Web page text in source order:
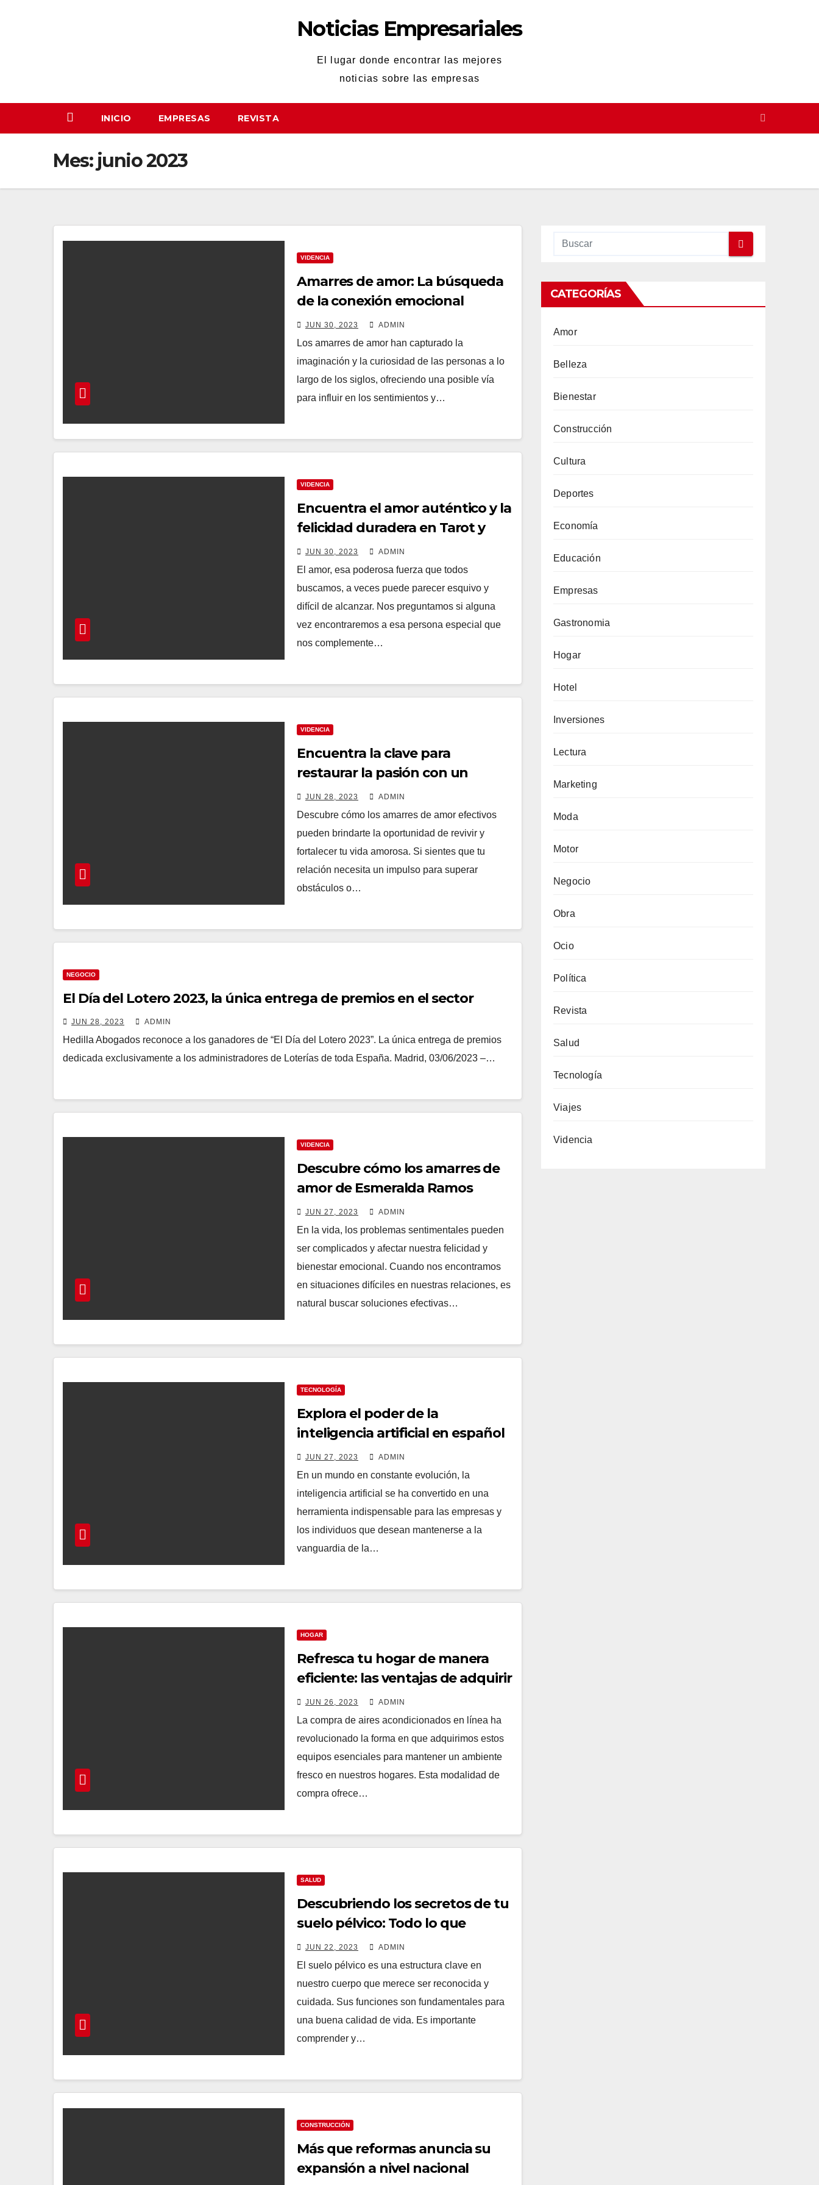
Noticias Empresariales
El lugar donde encontrar las mejores
noticias sobre las empresas
INICIO EMPRESAS REVISTA
Mes: junio 2023
VIDENCIA
Amarres de amor: La búsqueda
de la conexión emocional
perdida
JUN 30, 2023 ADMIN
Los amarres de amor han capturado la
imaginación y la curiosidad de las personas a lo
largo de los siglos, ofreciendo una posible vía
para influir en los sentimientos y…
VIDENCIA
Encuentra el amor auténtico y la
felicidad duradera en Tarot y
Amarres: Despierta tu poder
interior y transforma tu vida
amorosa
JUN 30, 2023 ADMIN
El amor, esa poderosa fuerza que todos
buscamos, a veces puede parecer esquivo y
difícil de alcanzar. Nos preguntamos si alguna
vez encontraremos a esa persona especial que
nos complemente…
VIDENCIA
Encuentra la clave para
restaurar la pasión con un
amarre de amor efectivo
JUN 28, 2023 ADMIN
Descubre cómo los amarres de amor efectivos
pueden brindarte la oportunidad de revivir y
fortalecer tu vida amorosa. Si sientes que tu
relación necesita un impulso para superar
obstáculos o…
NEGOCIO
El Día del Lotero 2023, la única entrega de premios en el sector
JUN 28, 2023 ADMIN
Hedilla Abogados reconoce a los ganadores de “El Día del Lotero 2023”. La única entrega de premios
dedicada exclusivamente a los administradores de Loterías de toda España. Madrid, 03/06/2023 –…
VIDENCIA
Descubre cómo los amarres de
amor de Esmeralda Ramos
pueden ser una gran solución
para resolver los conflictos
amorosos
JUN 27, 2023 ADMIN
En la vida, los problemas sentimentales pueden
ser complicados y afectar nuestra felicidad y
bienestar emocional. Cuando nos encontramos
en situaciones difíciles en nuestras relaciones, es
natural buscar soluciones efectivas…
TECNOLOGÍA
Explora el poder de la
inteligencia artificial en español
con Aplicaciones.AI: Tu guía
hacia la transformación digital
JUN 27, 2023 ADMIN
En un mundo en constante evolución, la
inteligencia artificial se ha convertido en una
herramienta indispensable para las empresas y
los individuos que desean mantenerse a la
vanguardia de la…
HOGAR
Refresca tu hogar de manera
eficiente: las ventajas de adquirir
aires acondicionados en internet
JUN 26, 2023 ADMIN
La compra de aires acondicionados en línea ha
revolucionado la forma en que adquirimos estos
equipos esenciales para mantener un ambiente
fresco en nuestros hogares. Esta modalidad de
compra ofrece…
SALUD
Descubriendo los secretos de tu
suelo pélvico: Todo lo que
necesitas saber para cuidarlo
adecuadamente
JUN 22, 2023 ADMIN
El suelo pélvico es una estructura clave en
nuestro cuerpo que merece ser reconocida y
cuidada. Sus funciones son fundamentales para
una buena calidad de vida. Es importante
comprender y…
CONSTRUCCIÓN
Más que reformas anuncia su
expansión a nivel nacional
CATEGORÍAS
Amor
Belleza
Bienestar
Construcción
Cultura
Deportes
Economía
Educación
Empresas
Gastronomia
Hogar
Hotel
Inversiones
Lectura
Marketing
Moda
Motor
Negocio
Obra
Ocio
Política
Revista
Salud
Tecnología
Viajes
Videncia